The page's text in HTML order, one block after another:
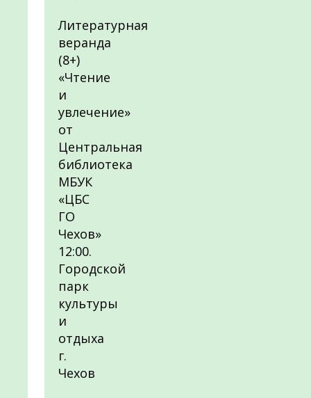
Литературная
веранда
(8+)
«Чтение
и
увлечение»
от
Центральная
библиотека
МБУК
«ЦБС
ГО
Чехов»
12:00.
Городской
парк
культуры
и
отдыха
г.
Чехов